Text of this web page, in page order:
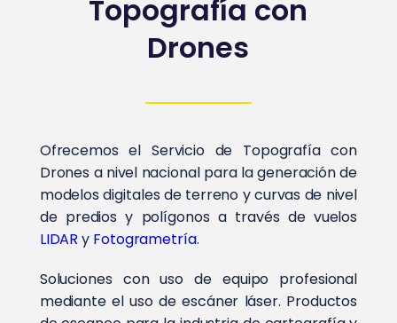
Topografía con
Drones
Ofrecemos el Servicio de Topografía con
Drones a nivel nacional para la generación de
modelos digitales de terreno y curvas de nivel
de predios y polígonos a través de vuelos
LIDAR y Fotogrametría.
Soluciones con uso de equipo profesional
mediante el uso de escáner láser. Productos